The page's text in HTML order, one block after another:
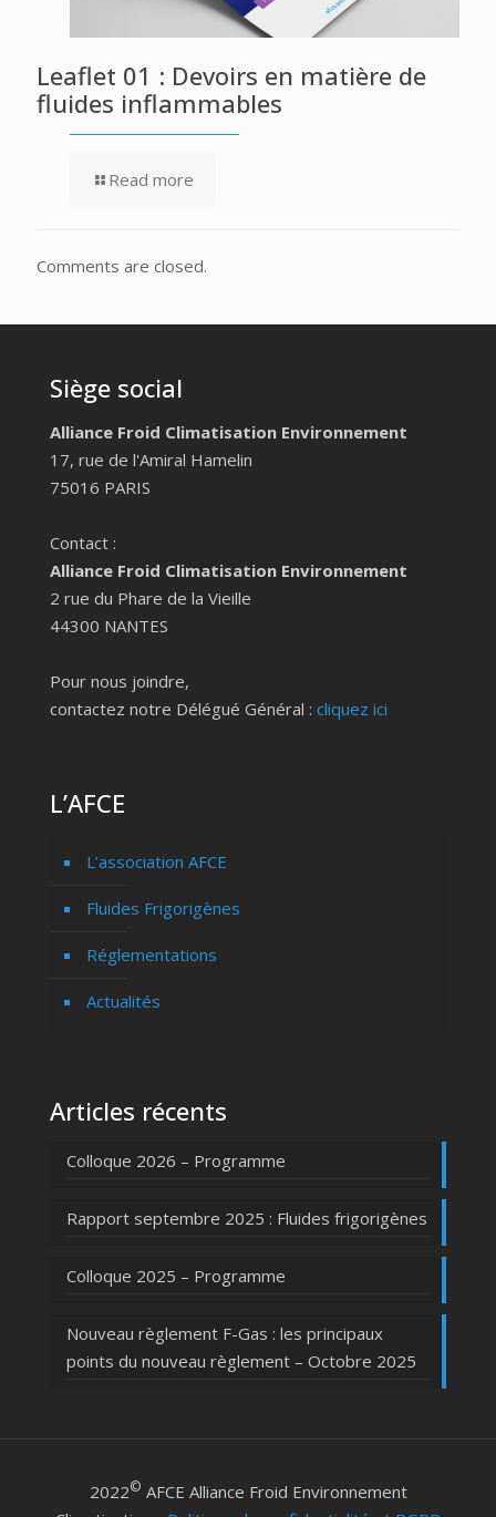
Leaflet 01 : Devoirs en matière de
fluides inflammables
Read more
Comments are closed.
Siège social
Alliance Froid Climatisation Environnement
17, rue de l'Amiral Hamelin
75016 PARIS
Contact :
Alliance Froid Climatisation Environnement
2 rue du Phare de la Vieille
44300 NANTES
Pour nous joindre,
contactez notre Délégué Général : cliquez ici
L’AFCE
L’association AFCE
Fluides Frigorigènes
Réglementations
Actualités
Articles récents
Colloque 2026 – Programme
Rapport septembre 2025 : Fluides frigorigènes
Colloque 2025 – Programme
Nouveau règlement F-Gas : les principaux
points du nouveau règlement – Octobre 2025
2022© AFCE Alliance Froid Environnement